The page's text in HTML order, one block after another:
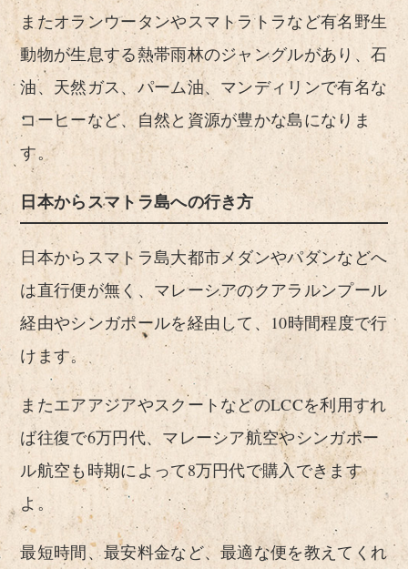
またオランウータンやスマトラトラなど有名野生
動物が生息する熱帯雨林のジャングルがあり、石
油、天然ガス、パーム油、マンディリンで有名な
コーヒーなど、自然と資源が豊かな島になりま
す。
日本からスマトラ島への行き方
日本からスマトラ島大都市メダンやパダンなどへ
は直行便が無く、マレーシアのクアラルンプール
経由やシンガポールを経由して、10時間程度で行
けます。
またエアアジアやスクートなどのLCCを利用すれ
ば往復で6万円代、マレーシア航空やシンガポー
ル航空も時期によって8万円代で購入できます
よ。
最短時間、最安料金など、最適な便を教えてくれ